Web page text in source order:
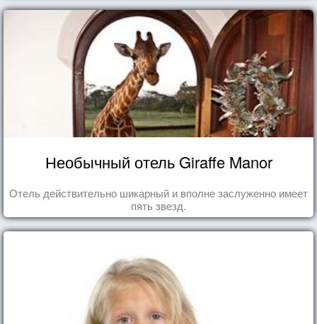
Необычный отель Giraffe Manor
Отель действительно шикарный и вполне заслуженно имеет
пять звезд.